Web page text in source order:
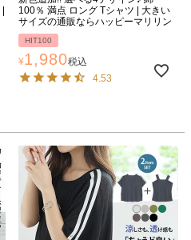
100％ 満点 ロング Tシャツ | 大きい
サイズの通販ならハッピーマリリン
HIT100
¥1,980税込
4.53